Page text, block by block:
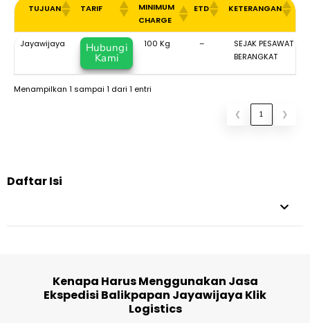
TUJUAN TARIF
MINIMUM
CHARGE
ETD KETERANGAN
TUJUAN TARIF
MINIMUM
CHARGE
KETERANGAN
Jayawijaya Hubungi
Kami
100 Kg –
SEJAK PESAWAT
BERANGKAT
Menampilkan 1 sampai 1 dari 1 entri
❮ 1 ❯
Daftar Isi
Kenapa Harus Menggunakan Jasa
Ekspedisi Balikpapan Jayawijaya Klik
Logistics